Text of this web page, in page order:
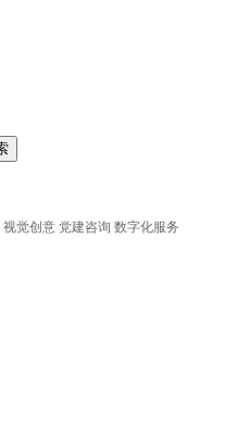
视觉创意 党建咨询 数字化服务